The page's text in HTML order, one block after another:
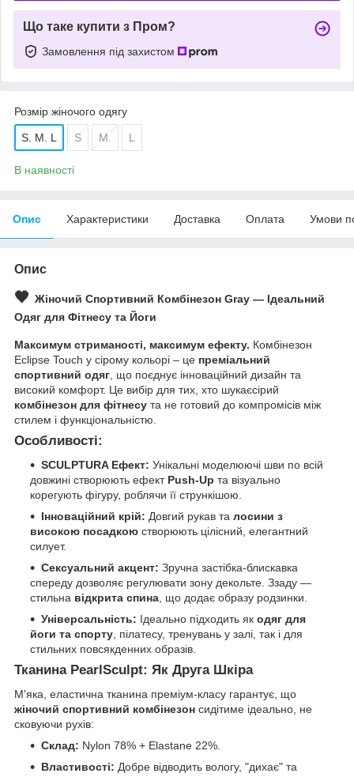
Що таке купити з Пром?
Замовлення під захистом
Розмір жіночого одягу
S. M. L S M. L
В наявності
Опис Характеристики Доставка Оплата Умови
Опис
🖤 Жіночий Спортивний Комбінезон Gray — Ідеальний
Одяг для Фітнесу та Йоги
Максимум стриманості, максимум ефекту. Комбінезон
Eclipse Touch у сірому кольорі – це преміальний
спортивний одяг, що поєднує інноваційний дизайн та
високий комфорт. Це вибір для тих, хто шукаєсірий
комбінезон для фітнесу та не готовий до компромісів між
стилем і функціональністю.
Особливості:
SCULPTURA Ефект: Унікальні моделюючі шви по всій
довжині створюють ефект Push-Up та візуально
корегують фігуру, роблячи її стрункішою.
Інноваційний крій: Довгий рукав та лосини з
високою посадкою створюють цілісний, елегантний
силует.
Сексуальний акцент: Зручна застібка-блискавка
спереду дозволяє регулювати зону декольте. Ззаду —
стильна відкрита спина, що додає образу родзинки.
Універсальність: Ідеально підходить як одяг для
йоги та спорту, пілатесу, тренувань у залі, так і для
стильних повсякденних образів.
Тканина PearlSculpt: Як Друга Шкіра
М'яка, еластична тканина преміум-класу гарантує, що
жіночий спортивний комбінезон сидітиме ідеально, не
сковуючи рухів:
Склад: Nylon 78% + Elastane 22%.
Властивості: Добре відводить вологу, "дихає" та